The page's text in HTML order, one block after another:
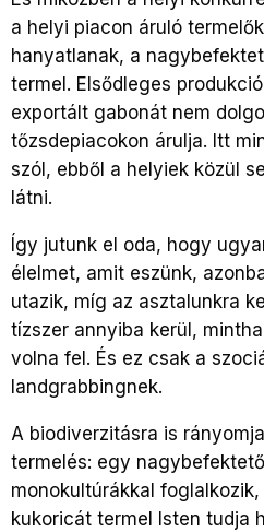
a helyi piacon áruló
hanyatlanak, a
termel. Elsődleges
exportált gabonát nem
tőzsdepiacokon árulja. Itt
szól, ebből a helyiek közül
látni.
Így jutunk el oda, hogy
élelmet, amit eszünk,
utazik, míg az asztalunkra
tízszer annyiba kerül,
volna fel. És ez csak a
landgrabbingnek.
A biodiverzitásra is
termelés: egy
monokultúrákkal
kukoricát termel Isten tudja